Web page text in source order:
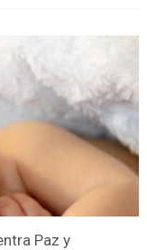
Paz y